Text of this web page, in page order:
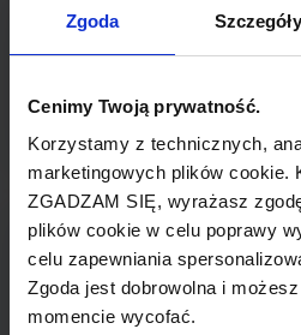
Zgoda Szczegóły
Cenimy Twoją prywatność.
Korzystamy z technicznych,
marketingowych plików cookie.
ZGADZAM SIĘ, wyrażasz
plików cookie w celu poprawy
celu zapewniania
Zgoda jest dobrowolna i
momencie wycofać.
CAIRNS zarówno
lotnicze.
CAIRNS lotniska
Lotnisko Cairns